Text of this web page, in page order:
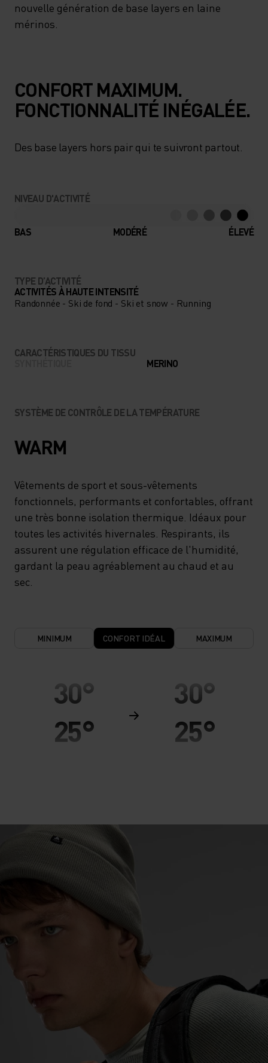
nouvelle génération de base layers en laine
mérinos.
CONFORT MAXIMUM.
FONCTIONNALITÉ INÉGALÉE.
Des base layers hors pair qui te suivront partout.
NIVEAU D'ACTIVITÉ
BAS MODÉRÉ ÉLEVÉ
TYPE D’ACTIVITÉ
ACTIVITÉS À HAUTE INTENSITÉ
Randonnée - Ski de fond - Ski et snow - Running
CARACTÉRISTIQUES DU TISSU
MERINO
SYSTÈME DE CONTRÔLE DE LA TEMPÉRATURE
WARM
Vêtements de sport et sous-vêtements
fonctionnels, performants et confortables, offrant
une très bonne isolation thermique. Idéaux pour
toutes les activités hivernales. Respirants, ils
assurent une régulation efficace de l'humidité,
gardant la peau agréablement au chaud et au
sec.
MINIMUM CONFORT IDÉAL MAXIMUM
30°
25°
10°
5°
0°
-10°
-15°
30°
25°
-10°
-15°